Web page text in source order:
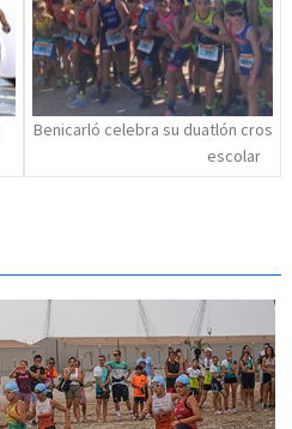
Benicarló celebra su duatlón cros
escolar